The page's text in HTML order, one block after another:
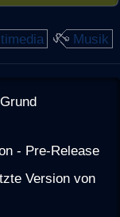
Musik
- Pre-Release
Version von